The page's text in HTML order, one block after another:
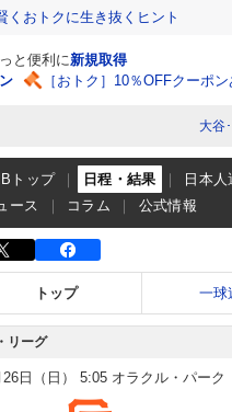
おトクに生き抜くヒント
と便利に新規取得
［おトク］10％OFFクーポ
大谷
トップ 日程・結果 日本
ース
コラム 公式情報
トップ 一球
リーグ
日（日） 5:05 オラクル・パーク